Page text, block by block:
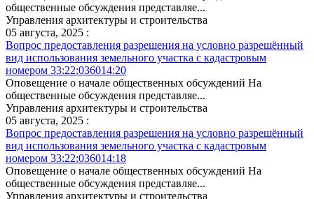
общественные обсуждения представляе...
Управления архитектуры и строительства
05 августа, 2025 :
Вопрос предоставления разрешения на условно разрешённый
вид использования земельного участка с кадастровым
номером 33:22:036014:20
Оповещение о начале общественных обсуждений На
общественные обсуждения представляе...
Управления архитектуры и строительства
05 августа, 2025 :
Вопрос предоставления разрешения на условно разрешённый
вид использования земельного участка с кадастровым
номером 33:22:036014:18
Оповещение о начале общественных обсуждений На
общественные обсуждения представляе...
Управления архитектуры и строительства